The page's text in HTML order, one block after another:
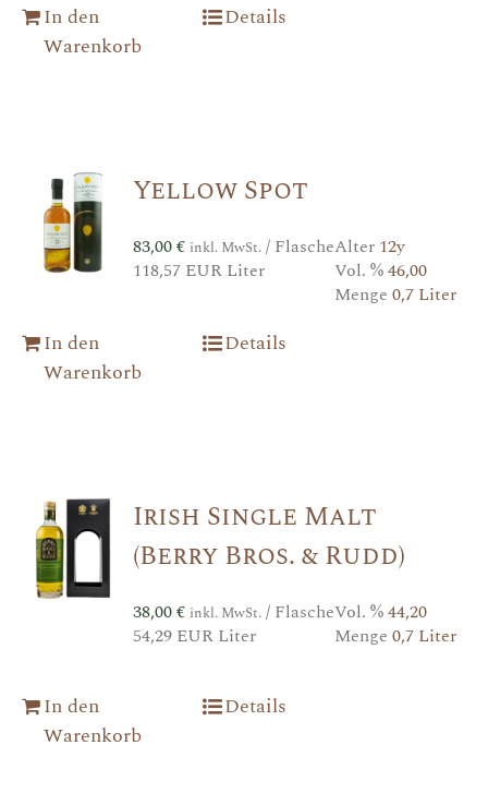
In den
Warenkorb
Details
Yellow Spot
83,00€ inkl. MwSt./ Flasche
118,57 EUR Liter
Alter 12y
Vol. %46,00
Menge 0,7 Liter
In den
Warenkorb
Details
Irish Single Malt
(Berry Bros. & Rudd)
38,00€ inkl. MwSt./ Flasche
54,29 EUR Liter
Vol. %44,20
Menge 0,7 Liter
In den
Warenkorb
Details